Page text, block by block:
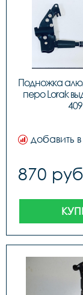
Подножка
перо Lorak
добавить
870